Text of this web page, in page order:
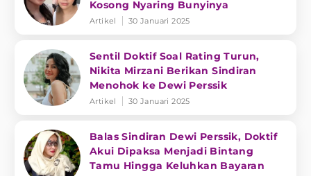
Kosong Nyaring Bunyinya
Artikel 30 Januari 2025
Sentil Doktif Soal Rating Turun,
Nikita Mirzani Berikan Sindiran
Menohok ke Dewi Perssik
Artikel 30 Januari 2025
Balas Sindiran Dewi Perssik, Doktif
Akui Dipaksa Menjadi Bintang
Tamu Hingga Keluhkan Bayaran